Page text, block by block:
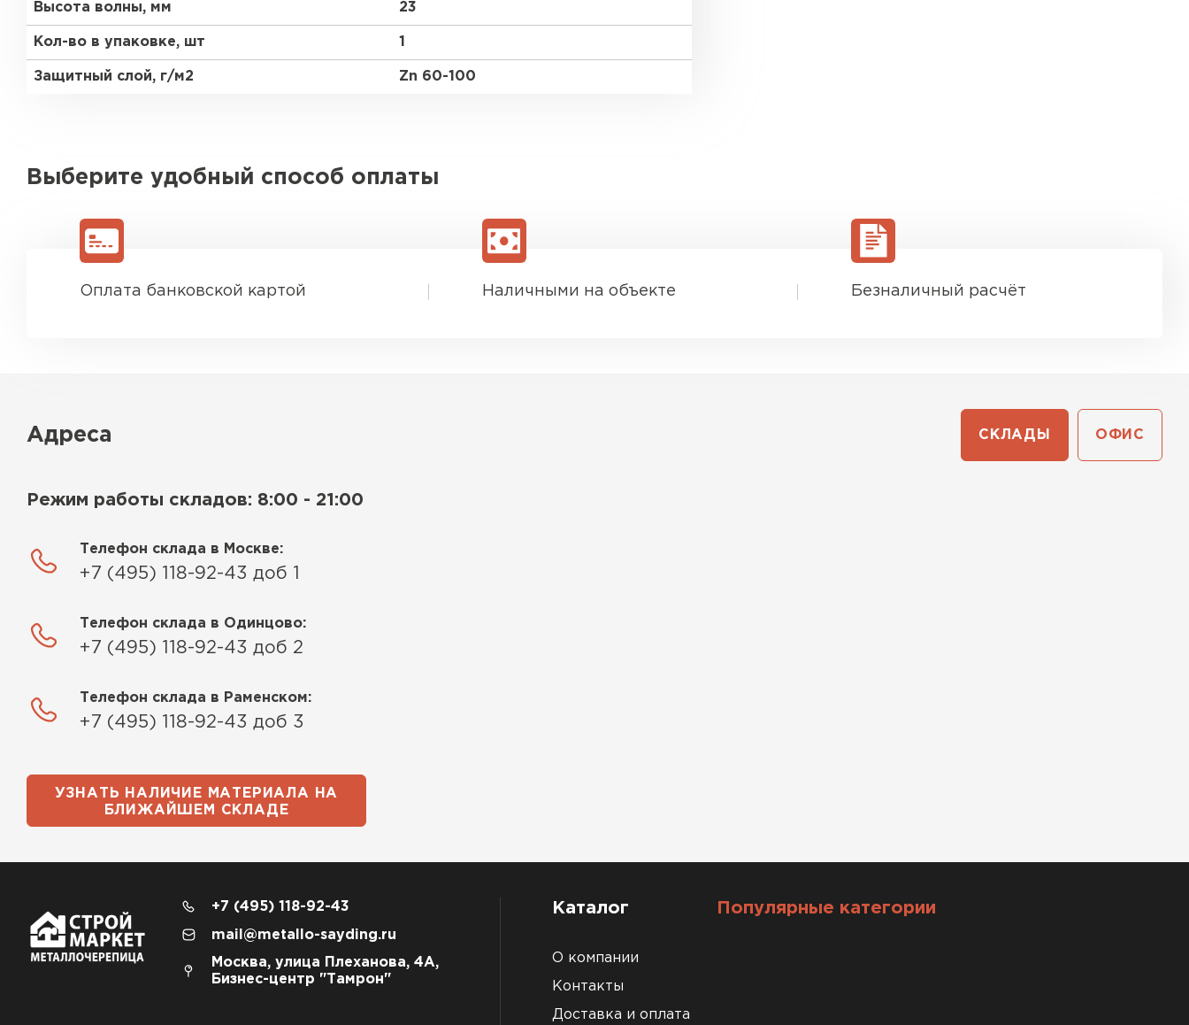
Высота волны, мм 23
Кол-во в упаковке, шт 1
Защитный слой, г/м2 Zn 60-100
Выберите удобный способ оплаты
Оплата банковской картой Наличными на объекте Безналичный расчёт
Адреса СКЛАДЫ ОФИС
Режим работы складов: 8:00 - 21:00
Телефон склада в Москве:
+7 (495) 118-92-43 доб 1
Телефон склада в Одинцово:
+7 (495) 118-92-43 доб 2
Телефон склада в Раменском:
+7 (495) 118-92-43 доб 3
УЗНАТЬ НАЛИЧИЕ МАТЕРИАЛА НА
БЛИЖАЙШЕМ СКЛАДЕ
+7 (495) 118-92-43
mail@metallo-sayding.ru
Москва, улица Плеханова, 4А,
Бизнес-центр "Тамрон"
Каталог
О компании
Контакты
Доставка и оплата
Популярные категории